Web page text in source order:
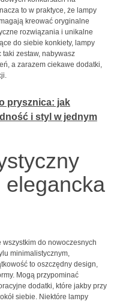
to w praktyce, że lampy
kreować oryginalne
rozwiązania i unikalne
do siebie konkiety, lampy
zestaw, nabywasz
a zarazem ciekawe dodatki,
prysznica: jak
i styl w jednym
elegancka
do nowoczesnych
minimalistycznym,
to oszczędny design,
Mogą przypominać
dodatki, które jakby przy
siebie. Niektóre lampy